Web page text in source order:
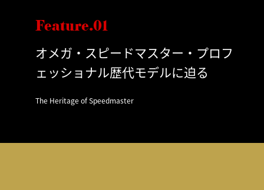
Feature.01
オメガ・スピードマスター・プロフ
ェッショナル歴代モデルに迫る
The Heritage of Speedmaster